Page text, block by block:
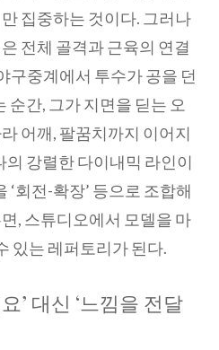
집중하는 것이다. 그러나
전체 골격과 근육의 연결
구중계에서 투수가 공을 던
순간, 그가 지면을 딛는 오
어깨, 팔꿈치까지 이어지
의 강렬한 다이내믹 라인이
‘회전-확장’ 등으로 조합해
, 스튜디오에서 모델을 마
있는 레퍼토리가 된다.
’ 대신 ‘느낌을 전달